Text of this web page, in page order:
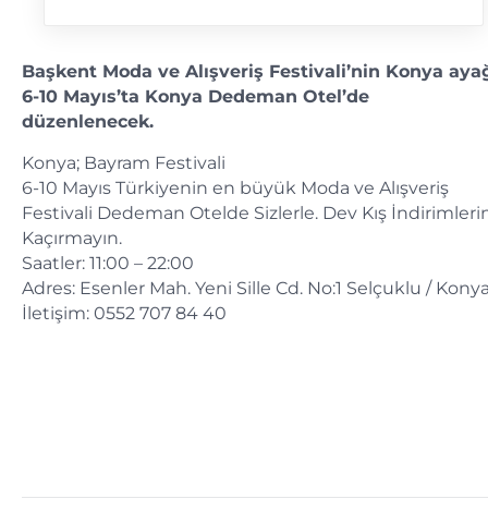
Başkent Moda ve Alışveriş Festivali’nin Konya
6-10 Mayıs’ta Konya Dedeman Otel’de
düzenlenecek.
Konya; Bayram Festivali
6-10 Mayıs Türkiyenin en büyük Moda ve Alışveriş
Festivali Dedeman Otelde Sizlerle. Dev Kış
Kaçırmayın.
Saatler: 11:00 – 22:00
Adres: Esenler Mah. Yeni Sille Cd. No:1 Selçuklu /
İletişim: 0552 707 84 40